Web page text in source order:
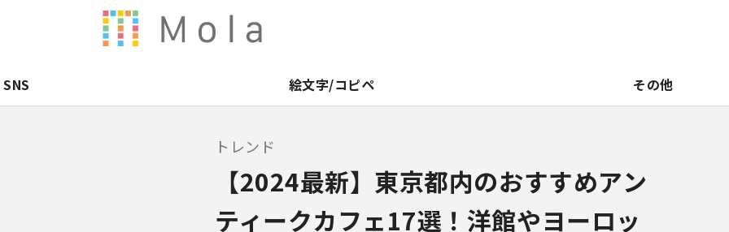
SNS 絵文字/コピペ その他
トレンド
【2024最新】東京都内のおすすめアン
ティークカフェ17選！洋館やヨーロッ